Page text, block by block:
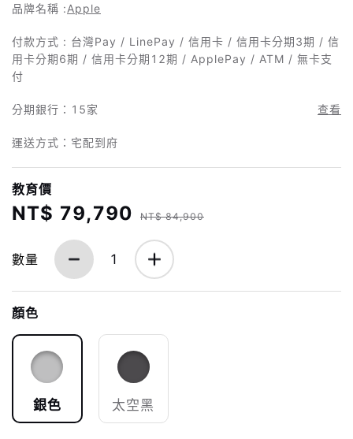
品牌名稱 :Apple
付款方式 : 台灣Pay / LinePay / 信用卡 / 信用卡分期3期 / 信
用卡分期6期 / 信用卡分期12期 / ApplePay / ATM / 無卡支
付
分期銀行： 15家 查看
運送方式：宅配到府
教育價
NT$ 79,790 NT$ 84,900
數量 1
顏色
銀色 太空黑